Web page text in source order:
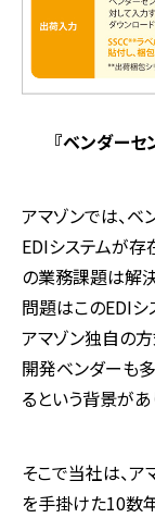
『ベンダー
アマゾンでは、ベ
EDIシステムが存
の業務課題は解決
問題はこのEDIシ
アマゾン独自の方
開発ベンダーも
るという背景があ
そこで当社は、
を手掛けた10数